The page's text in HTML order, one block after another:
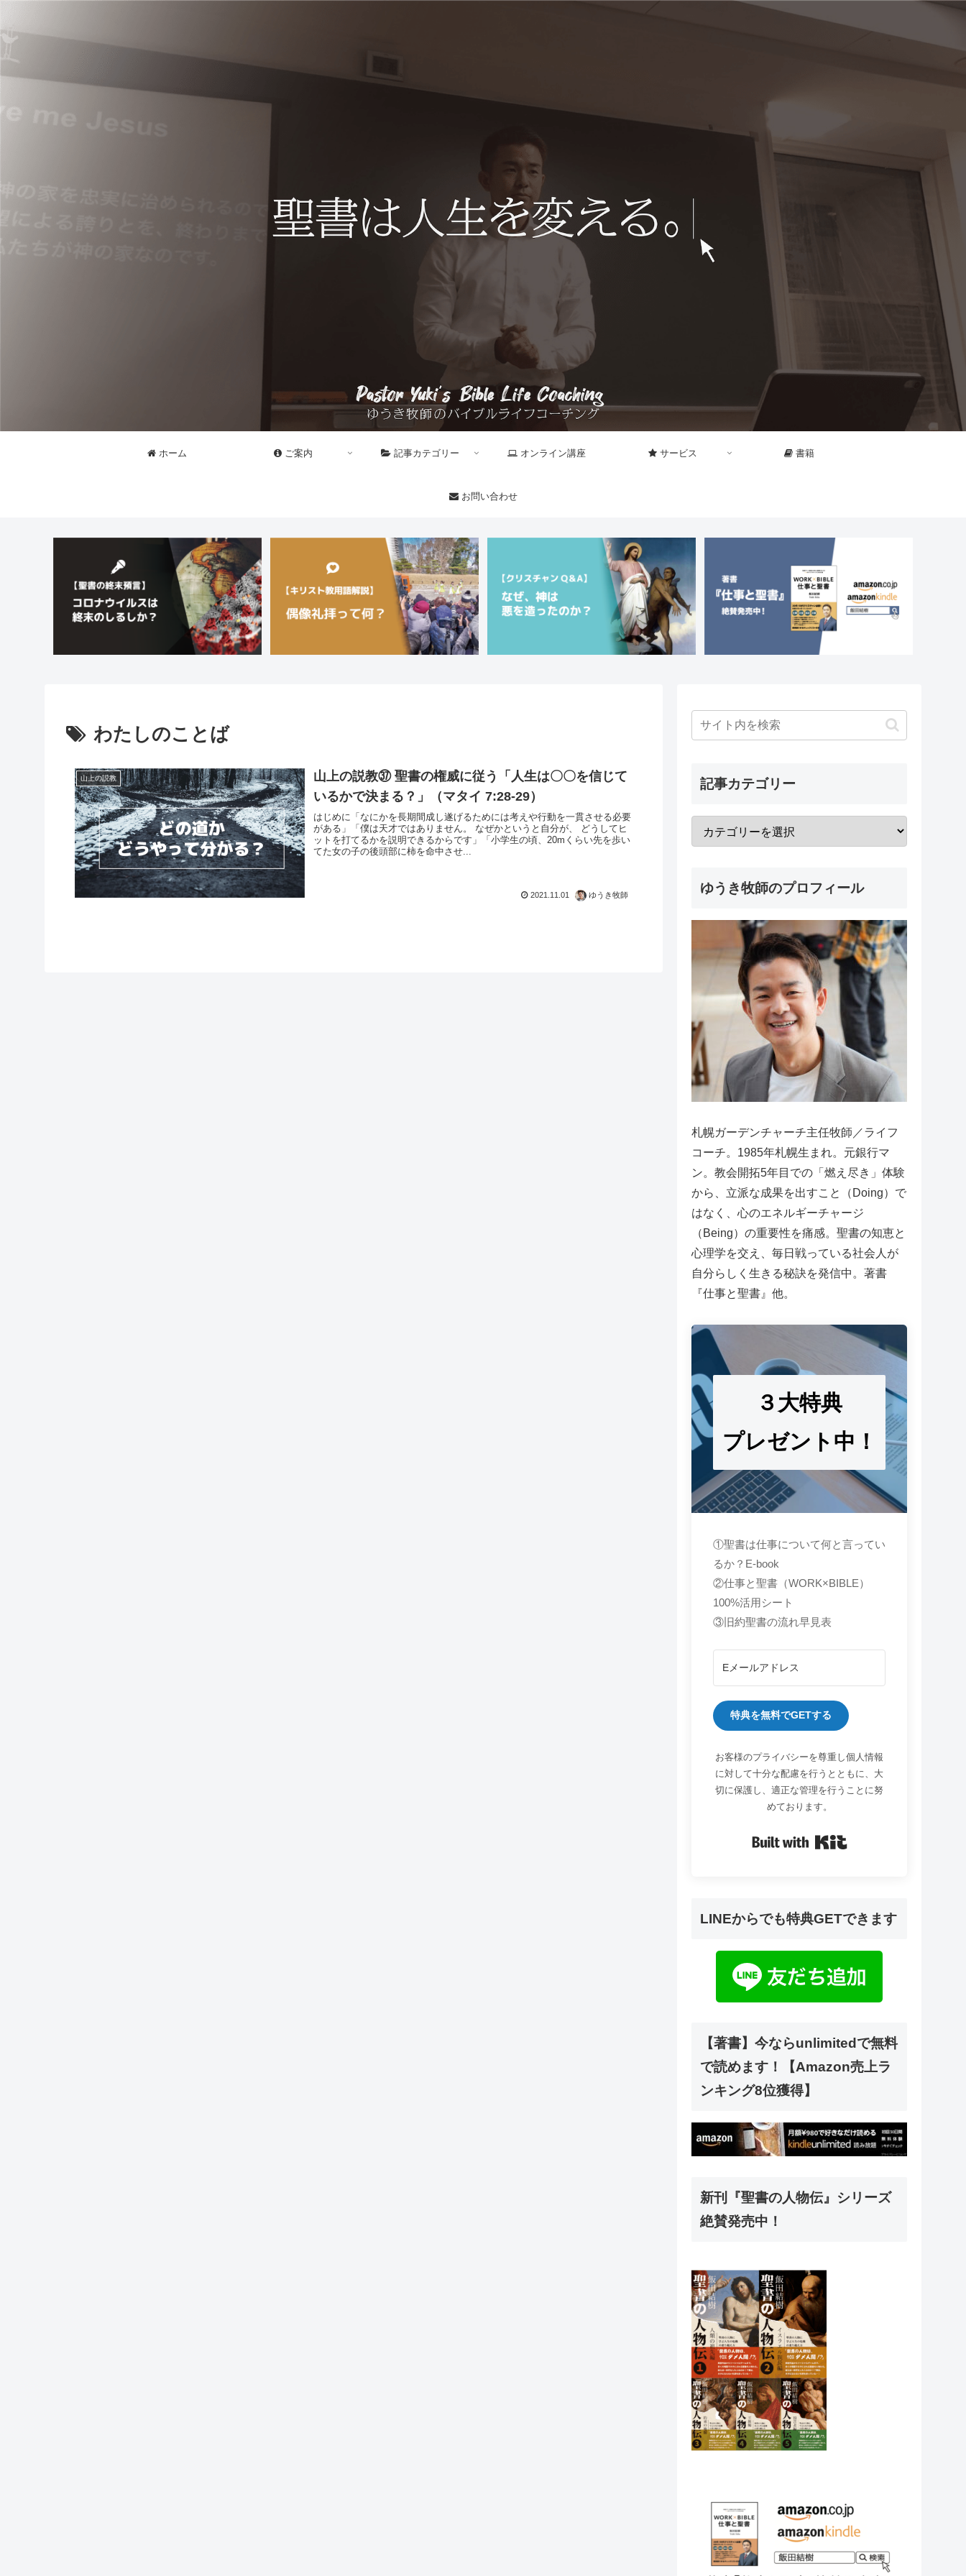
ホーム ご案内 記事カテゴリー オンライン講座 サービス 書籍
お問い合わせ
わたしのことば
山上の説教
山上の説教㊲ 聖書の権威に従う「人生は〇〇を信じて
いるかで決まる？」（マタイ 7:28-29）
はじめに「なにかを長期間成し遂げるためには考えや行動を一貫させる必要
がある」「僕は天才ではありません。 なぜかというと自分が、 どうしてヒ
ットを打てるかを説明できるからです」「小学生の頃、20mくらい先を歩い
てた女の子の後頭部に柿を命中させ...
2021.11.01 ゆうき牧師
記事カテゴリー
ゆうき牧師のプロフィール
札幌ガーデンチャーチ主任牧師／ライフ
コーチ。1985年札幌生まれ。元銀行マ
ン。教会開拓5年目での「燃え尽き」体験
から、立派な成果を出すこと（Doing）で
はなく、心のエネルギーチャージ
（Being）の重要性を痛感。聖書の知恵と
心理学を交え、毎日戦っている社会人が
自分らしく生きる秘訣を発信中。著書
『仕事と聖書』他。
３大特典
プレゼント中！
①聖書は仕事について何と言ってい
るか？E-book
②仕事と聖書（WORK×BIBLE）
100%活用シート
③旧約聖書の流れ早見表
特典を無料でGETする
お客様のプライバシーを尊重し個人情報
に対して十分な配慮を行うとともに、大
切に保護し、適正な管理を行うことに努
めております。
LINEからでも特典GETできます
【著書】今ならunlimitedで無料
で読めます！【Amazon売上ラ
ンキング8位獲得】
新刊『聖書の人物伝』シリーズ
絶賛発売中！